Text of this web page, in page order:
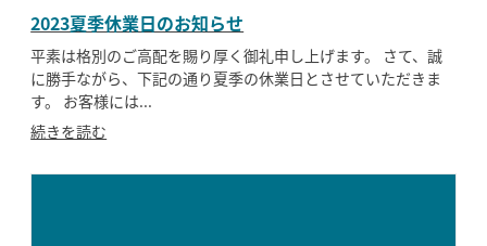
2023夏季休業日のお知らせ
平素は格別のご高配を賜り厚く御礼申し上げます。 さて、誠
に勝手ながら、下記の通り夏季の休業日とさせていただきま
す。 お客様には...
続きを読む